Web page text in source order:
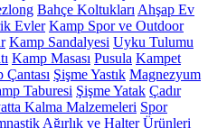
Bahçe Koltukları Ahşap Ev
Evler Kamp Spor ve Outdoor
Kamp Sandalyesi Uyku Tulumu
Kamp Masası Pusula Kampet
Çantası Şişme Yastık Magnezyum
Taburesi Şişme Yatak Çadır
Kalma Malzemeleri Spor
Ağırlık ve Halter Ürünleri